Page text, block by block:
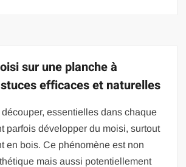
sur une planche à
efficaces et naturelles
essentielles dans chaque
parfois développer du moisi, surtout
en bois. Ce phénomène est non
mais aussi potentiellement